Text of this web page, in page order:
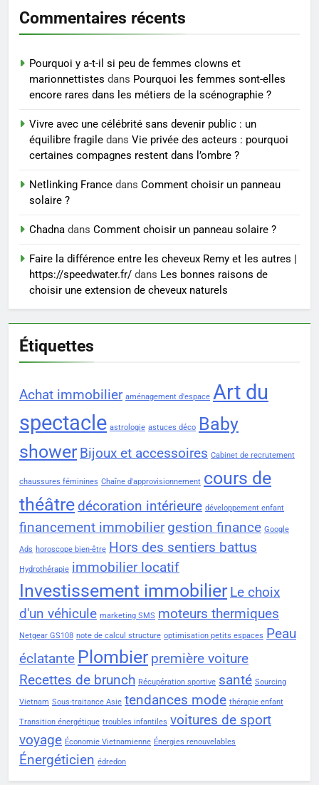
6
peau éclatante grâce à The
Ordinary
SANTÉ
7
Prévenir les chutes chez les
exercices
BIEN ÊTRE
8
trouver un accompagnement
sérieux à un tarif juste ?
BIEN ÊTRE
Commentaires récents
Pourquoi y a-t-il si peu de femmes clowns et
marionnettistes dans Pourquoi les femmes sont-elles
encore rares dans les métiers de la scénographie ?
Vivre avec une célébrité sans devenir public : un
équilibre fragile dans Vie privée des acteurs : pourquoi
certaines compagnes restent dans l’ombre ?
Netlinking France dans Comment choisir un panneau
solaire ?
Chadna dans Comment choisir un panneau solaire ?
Faire la différence entre les cheveux Remy et les autres |
https://speedwater.fr/ dans Les bonnes raisons de
choisir une extension de cheveux naturels
Étiquettes
Achat immobilier aménagement d'espace Art du
spectacle astrologie astuces déco Baby
shower Bijoux et accessoires Cabinet de recrutement
chaussures féminines Chaîne d'approvisionnement cours de
théâtre décoration intérieure développement enfant
financement immobilier gestion finance Google
Ads horoscope bien-être Hors des sentiers battus
Hydrothérapie immobilier locatif
Investissement immobilier Le choix
d'un véhicule marketing SMS moteurs thermiques
Netgear GS108 note de calcul structure optimisation petits espaces Peau
éclatante Plombier première voiture
Recettes de brunch Récupération sportive santé Sourcing
Vietnam Sous-traitance Asie tendances mode thérapie enfant
Transition énergétique troubles infantiles voitures de sport
voyage Économie Vietnamienne Énergies renouvelables
Énergéticien édredon